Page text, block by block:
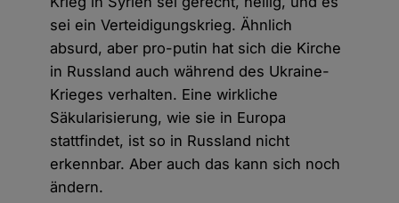
sei ein Verteidigungskrieg. Ähnlich
absurd, aber pro-putin hat sich die Kirche
in Russland auch während des Ukraine-
Krieges verhalten. Eine wirkliche
Säkularisierung, wie sie in Europa
stattfindet, ist so in Russland nicht
erkennbar. Aber auch das kann sich noch
ändern.